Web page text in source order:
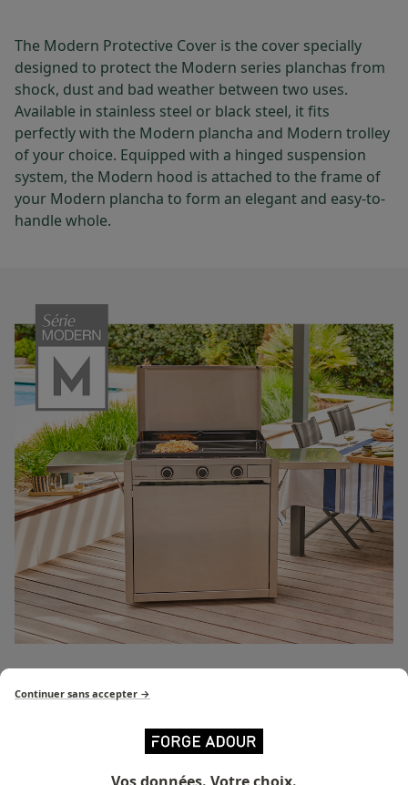
The Modern Protective Cover is the cover specially
designed to protect the Modern series planchas from
shock, dust and bad weather between two uses.
Available in stainless steel or black steel, it fits
perfectly with the Modern plancha and Modern trolley
of your choice. Equipped with a hinged suspension
system, the Modern hood is attached to the frame of
your Modern plancha to form an elegant and easy-to-
handle whole.
Modern Serie
Discover all the products in
the Modern range
Continuer sans accepter →